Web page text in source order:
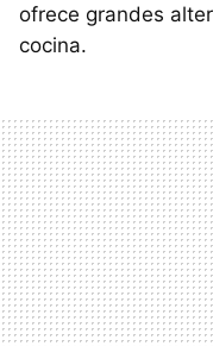
ofrece grandes
cocina.